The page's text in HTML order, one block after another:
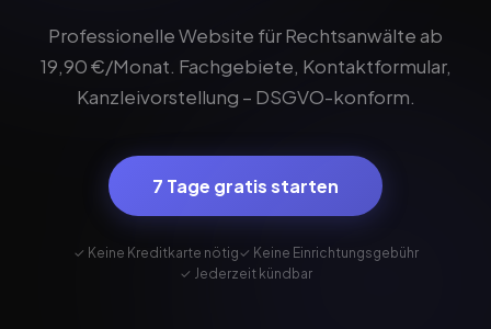
Professionelle Website für Rechtsanwälte ab
19,90 €/Monat. Fachgebiete, Kontaktformular,
Kanzleivorstellung – DSGVO-konform.
7 Tage gratis starten
✓ Keine Kreditkarte nötig✓ Keine Einrichtungsgebühr
✓ Jederzeit kündbar